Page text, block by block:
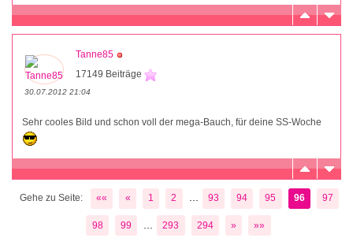
Tanne85
17149 Beiträge
30.07.2012 21:04
Sehr cooles Bild und schon voll der mega-Bauch, für deine SS-Woche
Gehe zu Seite: «« « 1 2 93 94 95 96 97
98 99 293 294 » »»